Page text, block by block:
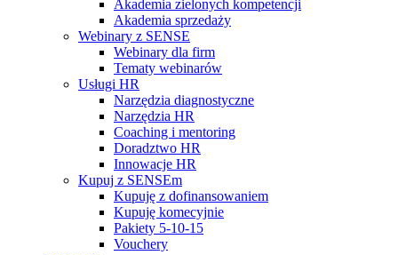
Akademia zielonych kompetencji
Akademia sprzedaży
Webinary z SENSE
Webinary dla firm
Tematy webinarów
Usługi HR
Narzędzia diagnostyczne
Narzędzia HR
Coaching i mentoring
Doradztwo HR
Innowacje HR
Kupuj z SENSEm
Kupuję z dofinansowaniem
Kupuję komecyjnie
Pakiety 5-10-15
Vouchery